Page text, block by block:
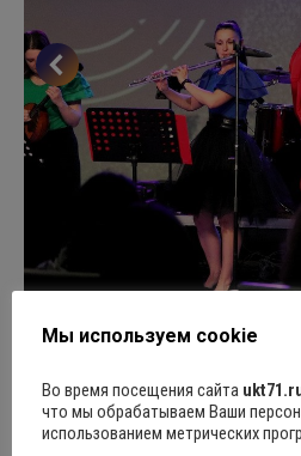
Поделиться
Мы используем cookie
Во время посещения сайта
что мы обрабатываем Ваши
использованием метрических